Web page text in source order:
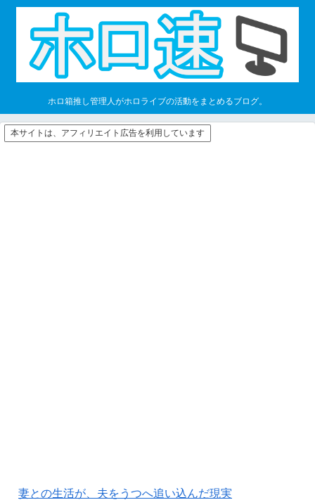
ホロ箱推し管理人がホロライブの活動をまとめるブログ。
本サイトは、アフィリエイト広告を利用しています
妻との生活が、夫をうつへ追い込んだ現実